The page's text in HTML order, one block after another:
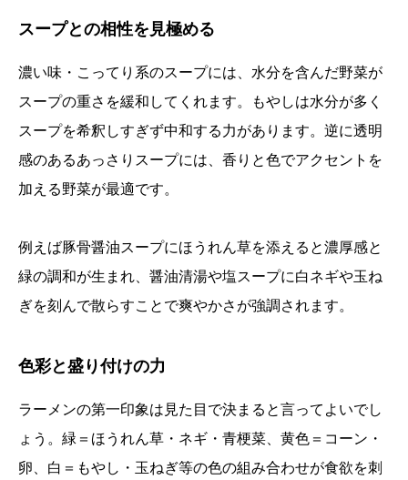
スープとの相性を見極める
濃い味・こってり系のスープには、水分を含んだ野菜が
スープの重さを緩和してくれます。もやしは水分が多く
スープを希釈しすぎず中和する力があります。逆に透明
感のあるあっさりスープには、香りと色でアクセントを
加える野菜が最適です。
例えば豚骨醤油スープにほうれん草を添えると濃厚感と
緑の調和が生まれ、醤油清湯や塩スープに白ネギや玉ね
ぎを刻んで散らすことで爽やかさが強調されます。
色彩と盛り付けの力
ラーメンの第一印象は見た目で決まると言ってよいでし
ょう。緑＝ほうれん草・ネギ・青梗菜、黄色＝コーン・
卵、白＝もやし・玉ねぎ等の色の組み合わせが食欲を刺